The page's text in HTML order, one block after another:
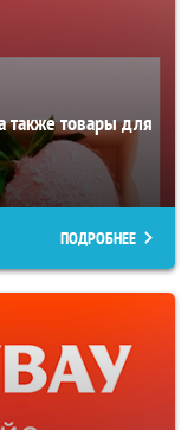
также товары для
ПОДРОБНЕЕ